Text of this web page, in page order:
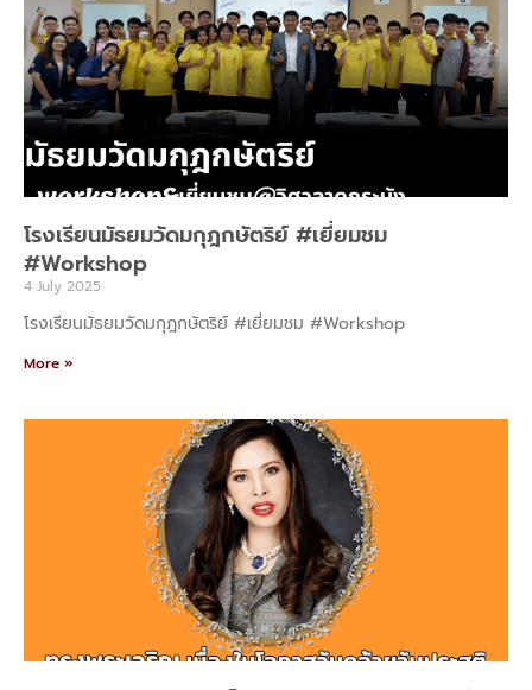
โรงเรียนมัธยมวัดมกุฎกษัตริย์ #เยี่ยมชม
#Workshop
4 July 2025
โรงเรียนมัธยมวัดมกุฎกษัตริย์ #เยี่ยมชม #Workshop
More »